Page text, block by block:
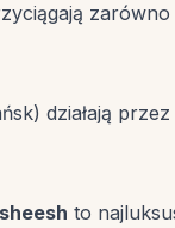
działają
to